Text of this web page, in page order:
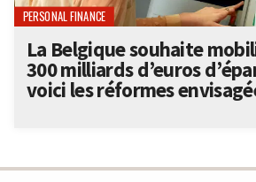
PERSONAL FINANCE
La Belgique souhaite
300 milliards d’euros
voici les réformes